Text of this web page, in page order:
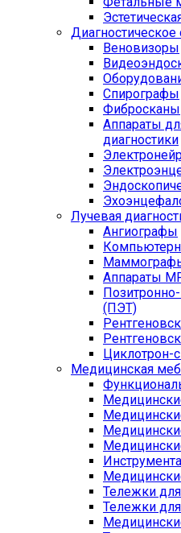
Веновизоры
Спирографы
Фибросканы
Аппараты
диагностики
Лучевая
Ангиографы
Аппараты
(ПЭТ)
Циклотрон-
Медицинская
Тележки
Тележки